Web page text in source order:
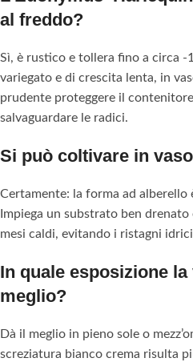
al freddo?
Sì, è rustico e tollera fino a circa -
variegato e di crescita lenta, in
prudente proteggere il
salvaguardare le radici.
Si può coltivare in
Certamente: la forma ad alberello
Impiega un substrato ben
mesi caldi, evitando i ristagni
In quale esposizione
meglio?
Dà il meglio in pieno sole o
screziatura bianco crema risulta